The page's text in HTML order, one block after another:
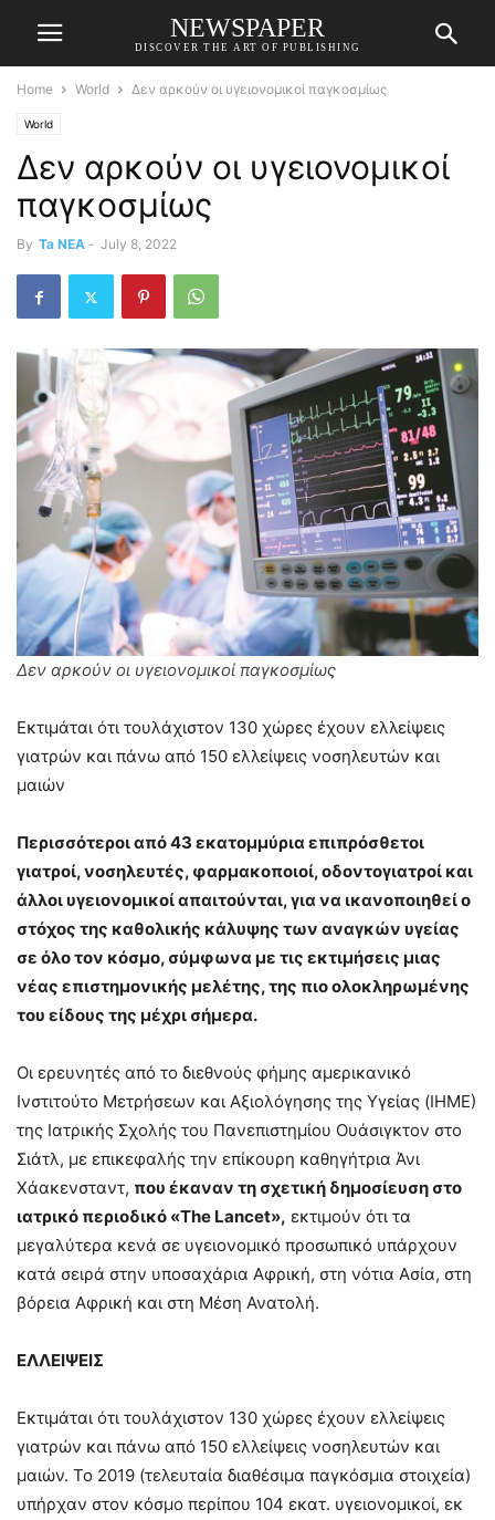
NEWSPAPER
DISCOVER THE ART OF PUBLISHING
Home World Δεν αρκούν οι υγειονομικοί παγκοσμίως
World
Δεν αρκούν οι υγειονομικοί
παγκοσμίως
By Ta NEA - July 8, 2022
Δεν αρκούν οι υγειονομικοί παγκοσμίως
Εκτιμάται ότι τουλάχιστον 130 χώρες έχουν ελλείψεις
γιατρών και πάνω από 150 ελλείψεις νοσηλευτών και
μαιών
Περισσότεροι από 43 εκατομμύρια επιπρόσθετοι
γιατροί, νοσηλευτές, φαρμακοποιοί, οδοντογιατροί και
άλλοι υγειονομικοί απαιτούνται, για να ικανοποιηθεί ο
στόχος της καθολικής κάλυψης των αναγκών υγείας
σε όλο τον κόσμο, σύμφωνα με τις εκτιμήσεις μιας
νέας επιστημονικής μελέτης, της πιο ολοκληρωμένης
του είδους της μέχρι σήμερα.
Οι ερευνητές από το διεθνούς φήμης αμερικανικό
Ινστιτούτο Μετρήσεων και Αξιολόγησης της Υγείας (ΙΗΜΕ)
της Ιατρικής Σχολής του Πανεπιστημίου Ουάσιγκτον στο
Σιάτλ, με επικεφαλής την επίκουρη καθηγήτρια Άνι
Χάακενσταντ, που έκαναν τη σχετική δημοσίευση στο
ιατρικό περιοδικό «The Lancet», εκτιμούν ότι τα
μεγαλύτερα κενά σε υγειονομικό προσωπικό υπάρχουν
κατά σειρά στην υποσαχάρια Αφρική, στη νότια Ασία, στη
βόρεια Αφρική και στη Μέση Ανατολή.
ΕΛΛΕΙΨΕΙΣ
Εκτιμάται ότι τουλάχιστον 130 χώρες έχουν ελλείψεις
γιατρών και πάνω από 150 ελλείψεις νοσηλευτών και
μαιών. Το 2019 (τελευταία διαθέσιμα παγκόσμια στοιχεία)
υπήρχαν στον κόσμο περίπου 104 εκατ. υγειονομικοί, εκ